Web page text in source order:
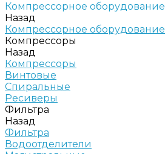
Компрессорное оборудование
Назад
Компрессорное оборудование
Компрессоры
Назад
Компрессоры
Винтовые
Спиральные
Ресиверы
Фильтра
Назад
Фильтра
Водоотделители